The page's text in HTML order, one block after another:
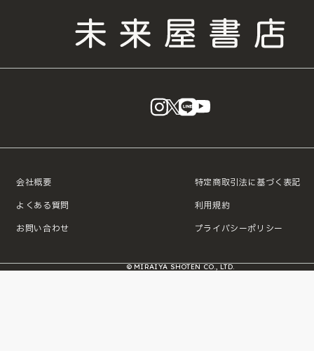
instagram
X LINE
会社概要
よくある質問
お問い合わせ
特定商取引法に基づく表記
利用規約
プライバシーポリシー
© MIRAIYA SHOTEN CO., LTD.